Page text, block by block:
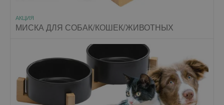
АКЦИЯ
МИСКА ДЛЯ СОБАК/КОШЕК/ЖИВОТНЫХ